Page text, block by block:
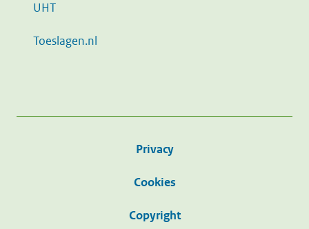
UHT
Toeslagen.nl
Privacy
Cookies
Copyright